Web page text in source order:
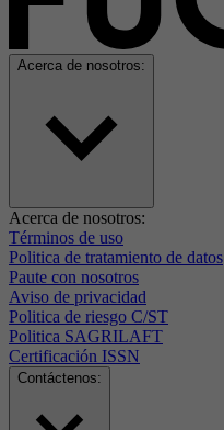
Acerca de nosotros:
Acerca de nosotros:
Términos de uso
Politica de tratamiento de datos
Paute con nosotros
Aviso de privacidad
Politica de riesgo C/ST
Politica SAGRILAFT
Certificación ISSN
Contáctenos: